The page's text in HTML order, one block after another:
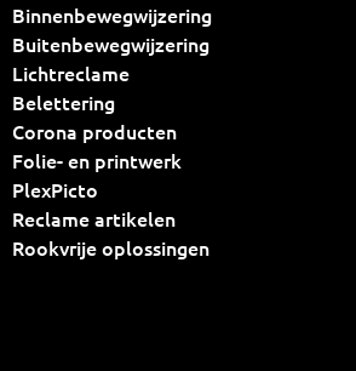
Binnenbewegwijzering
Buitenbewegwijzering
Lichtreclame
Belettering
Corona producten
Folie- en printwerk
PlexPicto
Reclame artikelen
Rookvrije oplossingen